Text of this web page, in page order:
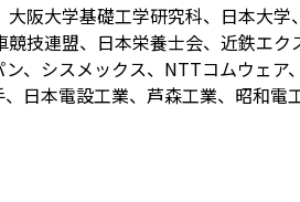
阪大学基礎工学研究科、日本大
技連盟、日本栄養士会、近鉄エ
、シスメックス、NTTコムウェ
日本電設工業、芦森工業、昭和